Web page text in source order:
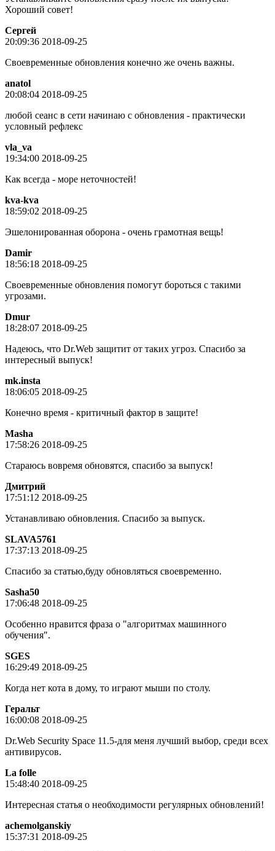
Хороший совет!
Сергей
20:09:36 2018-09-25
Своевременные обновления конечно же очень важны.
anatol
20:08:04 2018-09-25
любой сеанс в сети начинаю с обновления - практически
условный рефлекс
vla_va
19:34:00 2018-09-25
Как всегда - море неточностей!
kva-kva
18:59:02 2018-09-25
Эшелонированная оборона - очень грамотная вещь!
Damir
18:56:18 2018-09-25
Своевременные обновления помогут бороться с такими
угрозами.
Dmur
18:28:07 2018-09-25
Надеюсь, что Dr.Web защитит от таких угроз. Спасибо за
интересный выпуск!
mk.insta
18:06:05 2018-09-25
Конечно время - критичный фактор в защите!
Masha
17:58:26 2018-09-25
Стараюсь вовремя обновятся, спасибо за выпуск!
Дмитрий
17:51:12 2018-09-25
Устанавливаю обновления. Спасибо за выпуск.
SLAVA5761
17:37:13 2018-09-25
Спасибо за статью,буду обновляться своевременно.
Sasha50
17:06:48 2018-09-25
Особенно нравится фраза о "алгоритмах машинного
обучения".
SGES
16:29:49 2018-09-25
Когда нет кота в дому, то играют мыши по столу.
Геральт
16:00:08 2018-09-25
Dr.Web Security Space 11.5-для меня лучший выбор, среди всех
антивирусов.
La folle
15:48:40 2018-09-25
Интересная статья о необходимости регулярных обновлений!
achemolganskiy
15:37:31 2018-09-25